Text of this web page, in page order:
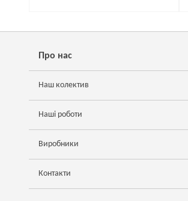
Про нас
Наш колектив
Наші роботи
Виробники
Контакти